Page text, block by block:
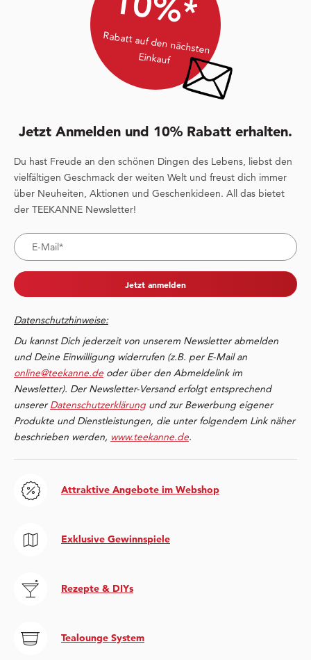
Rabatt auf den nächsten
Einkauf
Jetzt Anmelden und 10% Rabatt erhalten.
Du hast Freude an den schönen Dingen des Lebens, liebst den
vielfältigen Geschmack der weiten Welt und freust dich immer
über Neuheiten, Aktionen und Geschenkideen. All das bietet
der TEEKANNE Newsletter!
Jetzt anmelden
Datenschutzhinweise:
Du kannst Dich jederzeit von unserem Newsletter abmelden
und Deine Einwilligung widerrufen (z.B. per E-Mail an
online@teekanne.de oder über den Abmeldelink im
Newsletter). Der Newsletter-Versand erfolgt entsprechend
unsererDatenschutzerklärung und zur Bewerbung eigener
Produkte und Dienstleistungen, die unter folgendem Link näher
beschrieben werden, www.teekanne.de.
Attraktive Angebote im Webshop
Exklusive Gewinnspiele
Rezepte & DIYs
Tealounge System